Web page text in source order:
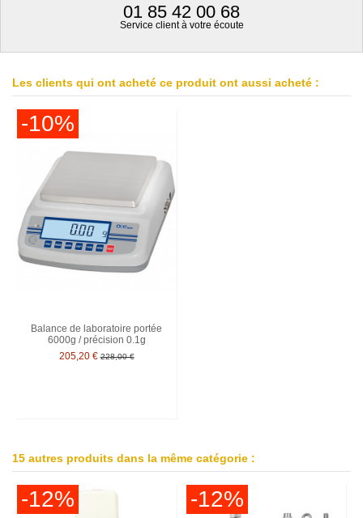
01 85 42 00 68
Service client à votre écoute
Les clients qui ont acheté ce produit ont aussi acheté :
-10%
Balance de laboratoire portée
6000g / précision 0.1g
205,20 € 228,00 €
15 autres produits dans la même catégorie :
-12% -12%